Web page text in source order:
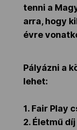
Adatbank
tenni a
arra, hogy
évre
Pályázni a
lehet:
1. Fair Play
2. Életmű díj